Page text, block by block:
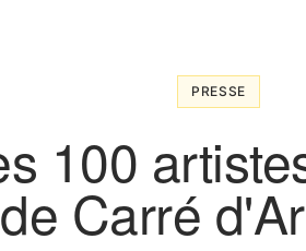
PRESSE
100
de Carré